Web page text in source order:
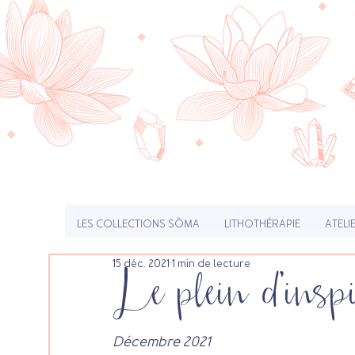
LES COLLECTIONS SÔMA LITHOTHÉRAPIE
Le plein
15 déc. 2021 1 min de lecture
Décembre 2021